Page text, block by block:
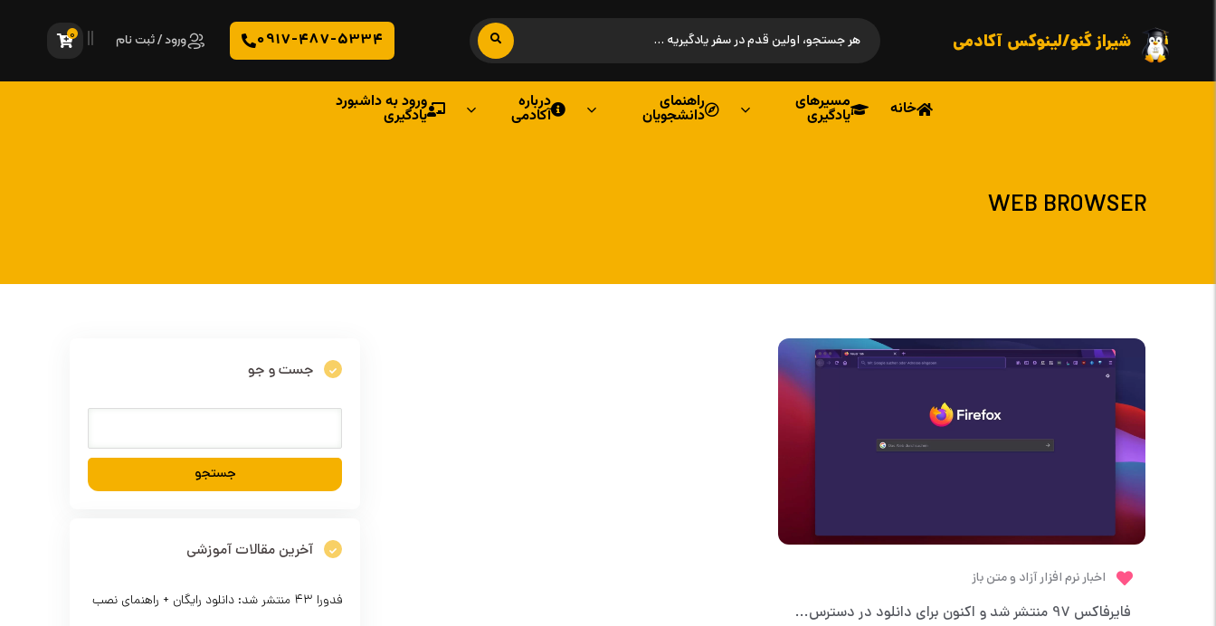
شیراز گنو/لینوکس آکادمی 0917-487-5334 ورود / ثبت نام 0
خانه مسیرهای
یادگیری
راهنمای
دانشجویان
درباره
آکادمی
ورود به داشبورد
یادگیری
WEB BROWSER
اخبار نرم افزار آزاد و متن باز
فایرفاکس 97 منتشر شد و اکنون برای دانلود در دسترس است.
جست و جو
آخرین مقالات آموزشی
فدورا ۴۳ منتشر شد: دانلود رایگان + راهنمای نصب